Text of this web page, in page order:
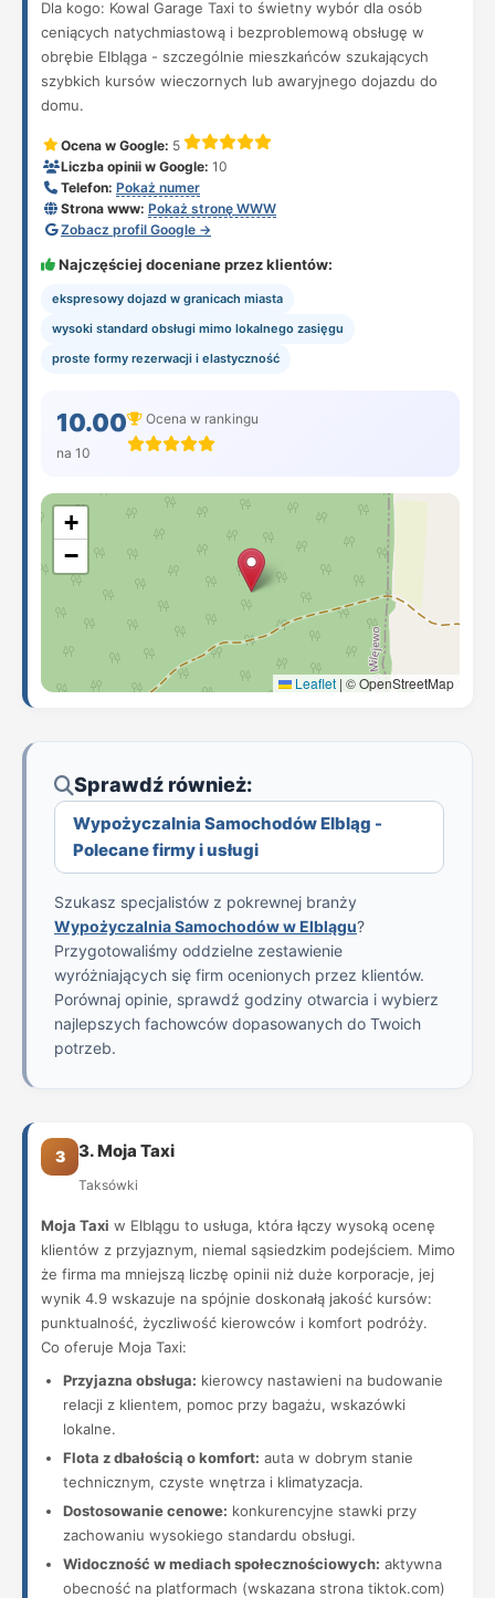
Dla kogo: Kowal Garage Taxi to świetny wybór dla osób
ceniących natychmiastową i bezproblemową obsługę w
obrębie Elbląga - szczególnie mieszkańców szukających
szybkich kursów wieczornych lub awaryjnego dojazdu do
domu.
Ocena w Google: 5
Liczba opinii w Google: 10
Telefon: Pokaż numer
Strona www: Pokaż stronę WWW
Zobacz profil Google →
Najczęściej doceniane przez klientów:
ekspresowy dojazd w granicach miasta
wysoki standard obsługi mimo lokalnego zasięgu
proste formy rezerwacji i elastyczność
10.00
na 10
Ocena w rankingu
+
−
Leaflet | © OpenStreetMap
Sprawdź również:
Wypożyczalnia Samochodów Elbląg -
Polecane firmy i usługi
Szukasz specjalistów z pokrewnej branży
Wypożyczalnia Samochodów w Elblągu?
Przygotowaliśmy oddzielne zestawienie
wyróżniających się firm ocenionych przez klientów.
Porównaj opinie, sprawdź godziny otwarcia i wybierz
najlepszych fachowców dopasowanych do Twoich
potrzeb.
3 3. Moja Taxi
Taksówki
Moja Taxi w Elblągu to usługa, która łączy wysoką ocenę
klientów z przyjaznym, niemal sąsiedzkim podejściem. Mimo
że firma ma mniejszą liczbę opinii niż duże korporacje, jej
wynik 4.9 wskazuje na spójnie doskonałą jakość kursów:
punktualność, życzliwość kierowców i komfort podróży.
Co oferuje Moja Taxi:
Przyjazna obsługa: kierowcy nastawieni na budowanie
relacji z klientem, pomoc przy bagażu, wskazówki
lokalne.
Flota z dbałością o komfort: auta w dobrym stanie
technicznym, czyste wnętrza i klimatyzacja.
Dostosowanie cenowe: konkurencyjne stawki przy
zachowaniu wysokiego standardu obsługi.
Widoczność w mediach społecznościowych: aktywna
obecność na platformach (wskazana strona tiktok.com)